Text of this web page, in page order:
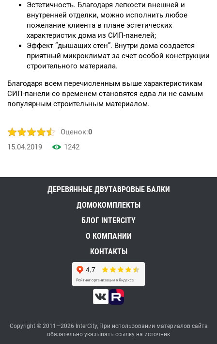
Эстетичность. Благодаря легкости внешней и
внутренней отделки, можно исполнить любое
пожелание клиента в плане эстетических
характеристик дома из СИП-панелей;
Эффект “дышащих стен”. Внутри дома создается
приятный микроклимат за счет особой конструкции
строительного материала.
Благодаря всем перечисленным выше характеристикам
СИП-панели со временем становятся едва ли не самым
популярным строительным материалом.
Оценок:0
15.04.2019
1242
ДЕРЕВЯННЫЕ ДВУТАВРОВЫЕ БАЛКИ
ДОМОКОМПЛЕКТЫ
БЛОГ INTERCITY
О КОМПАНИИ
КОНТАКТЫ
Copyright © 2011—2026 InterCity, При использовании материалов сайта
обязательно указывать ссылку на источник